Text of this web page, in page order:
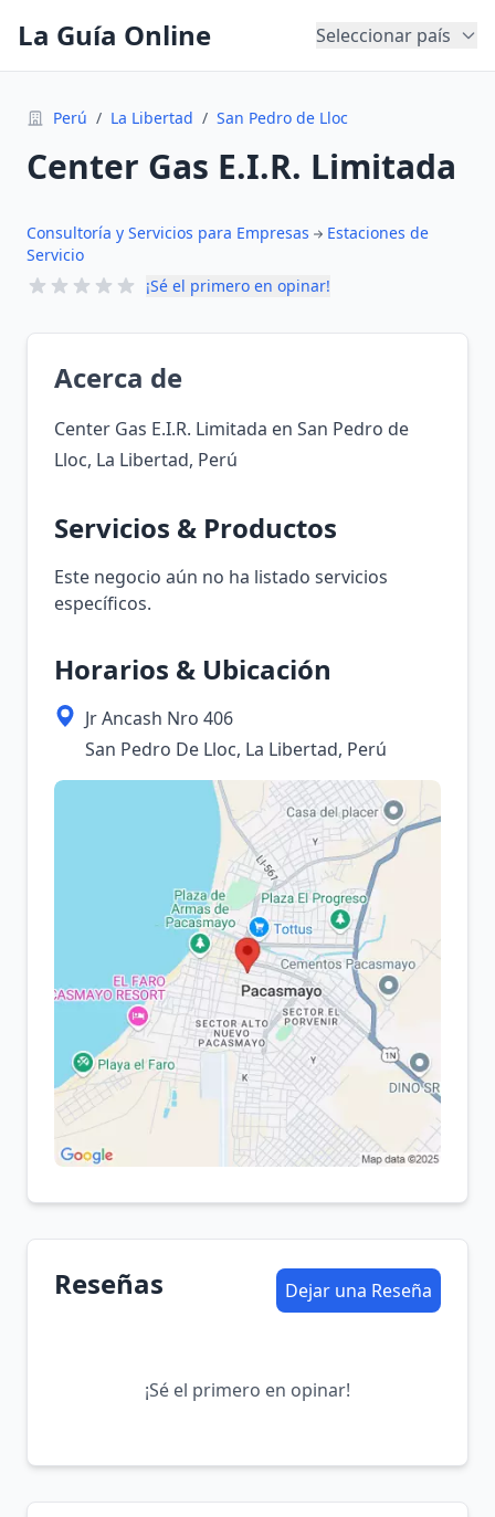
La Guía Online Seleccionar país
Perú / La Libertad / San Pedro de Lloc
Center Gas E.I.R. Limitada
Consultoría y Servicios para Empresas
Estaciones de
Servicio
¡Sé el primero en opinar!
Acerca de
Center Gas E.I.R. Limitada en San Pedro de
Lloc, La Libertad, Perú
Servicios & Productos
Este negocio aún no ha listado servicios
específicos.
Horarios & Ubicación
Jr Ancash Nro 406
San Pedro De Lloc, La Libertad, Perú
Reseñas Dejar una Reseña
¡Sé el primero en opinar!